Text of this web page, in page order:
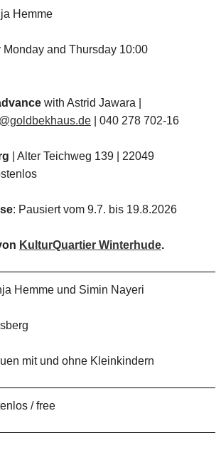
Hemme
Monday and Thursday 10:00
with Astrid Jawara |
| 040 278 702-16
| Alter Teichweg 139 | 22049
: Pausiert vom 9.7. bis 19.8.2026
KulturQuartier Winterhude.
Hemme und Simin Nayeri
mit und ohne Kleinkindern
/ free